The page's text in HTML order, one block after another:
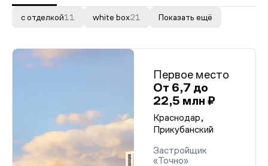
с отделкой11 white box21 Показать ещё
Первое место
От 6,7 до
22,5 млн ₽
Краснодар,
Прикубанский
Застройщик
«Точно»